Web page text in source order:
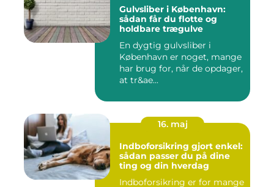
Gulvsliber i København:
sådan får du flotte og
holdbare trægulve
En dygtig gulvsliber i
København er noget, mange
har brug for, når de opdager,
at tr&ae...
16. maj
Indboforsikring gjort enkel:
sådan passer du på dine
ting og din hverdag
Indboforsikring er for mange